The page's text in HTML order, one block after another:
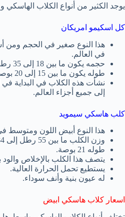
يوجد الكثير من أنواع الكلاب الهاسكي
كل اسكيمو امريكان
هذا النوع صغير في الحجم ومن
في العالم.
حجمه يكون ما بين 18 إلى 35 رطل.
طوله يكون ما بين 15 إلى 20 بوصة.
نشأت هذه الكلاب في البداية في
إلى جميع أجزاء العالم.
كلب هاسكي سيمويد
هذا النوع أبيض اللون ومتوسط
وزن الكلب ما بين 55 رطل إلى 34 رطل.
طوله 21 بوصة.
يتصف هذا الكلب بالإخلاص والود
يستطيع تحمل الحرارة العالية.
له عيون بنية وأنف سوداء.
اسعار كلاب هاسكي ابيض